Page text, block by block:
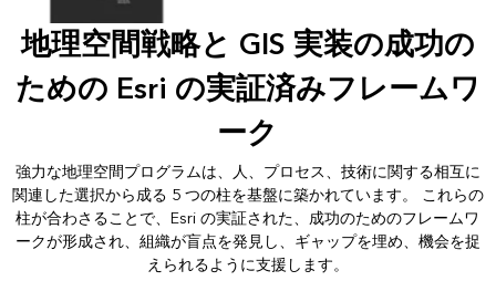
地理空間戦略と GIS 実装の成功の
ための Esri の実証済みフレームワ
ーク
強力な地理空間プログラムは、人、プロセス、技術に関する相互に
関連した選択から成る 5 つの柱を基盤に築かれています。 これらの
柱が合わさることで、Esri の実証された、成功のためのフレームワ
ークが形成され、組織が盲点を発見し、ギャップを埋め、機会を捉
えられるように支援します。